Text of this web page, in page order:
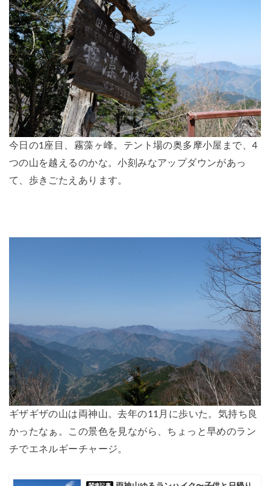
今日の1座目、霧藻ヶ峰。テント場の奥多摩小屋まで、4
つの山を越えるのかな。小刻みなアップダウンがあっ
て、歩きごたえあります。
ギザギザの山は両神山。去年の11月に歩いた。気持ち良
かったなぁ。この景色を見ながら、ちょっと早めのラン
チでエネルギーチャージ。